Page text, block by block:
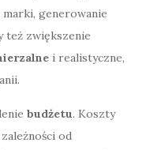
generowanie
też zwiększenie
i realistyczne,
budżetu. Koszty
od